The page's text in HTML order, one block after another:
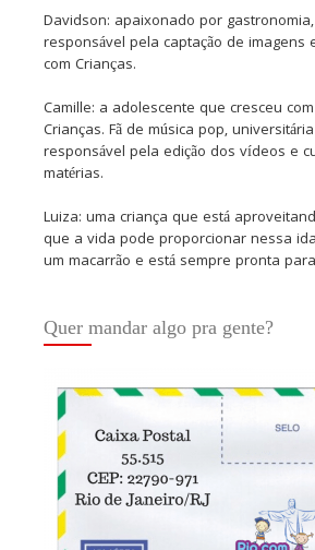
Davidson: apaixonado por
responsável pela captação de imagens
com Crianças.
Camille: a adolescente que cresceu
Crianças. Fã de música pop,
responsável pela edição dos vídeos e
matérias.
Luiza: uma criança que está
que a vida pode proporcionar nessa
um macarrão e está sempre pronta
Quer mandar algo pra gente?